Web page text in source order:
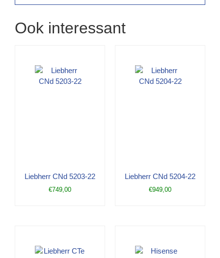
Ook interessant
Liebherr CNd 5203-22
€749,00
Liebherr CNd 5204-22
€949,00